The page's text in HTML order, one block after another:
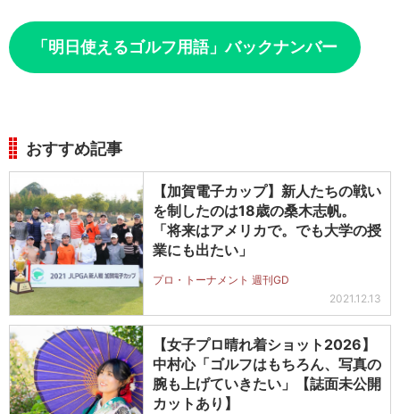
「明日使えるゴルフ用語」バックナンバー
おすすめ記事
【加賀電子カップ】新人たちの戦い
を制したのは18歳の桑木志帆。
「将来はアメリカで。でも大学の授
業にも出たい」
プロ・トーナメント 週刊GD
2021.12.13
【女子プロ晴れ着ショット2026】
中村心「ゴルフはもちろん、写真の
腕も上げていきたい」【誌面未公開
カットあり】